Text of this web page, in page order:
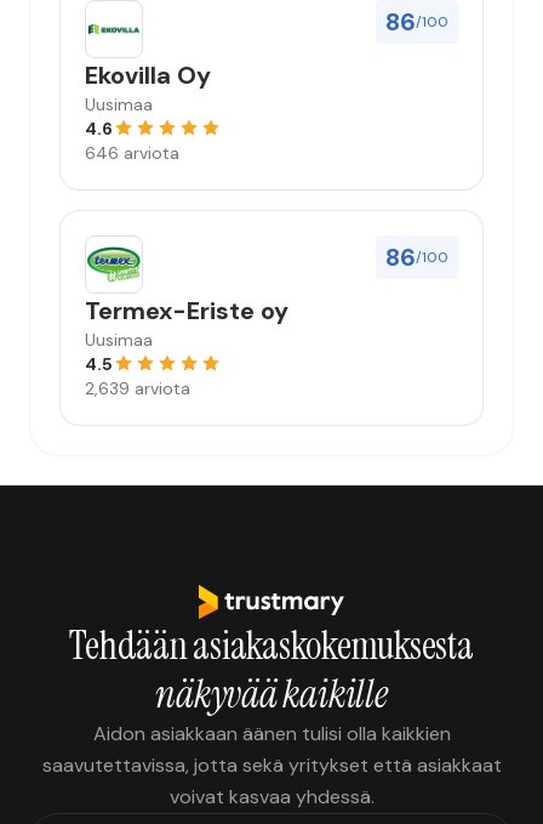
86/100
Ekovilla Oy
Uusimaa
4.6
646 arviota
86/100
Termex-Eriste oy
Uusimaa
4.5
2,639 arviota
Tehdään asiakaskokemuksesta
näkyvää kaikille
Aidon asiakkaan äänen tulisi olla kaikkien
saavutettavissa, jotta sekä yritykset että asiakkaat
voivat kasvaa yhdessä.